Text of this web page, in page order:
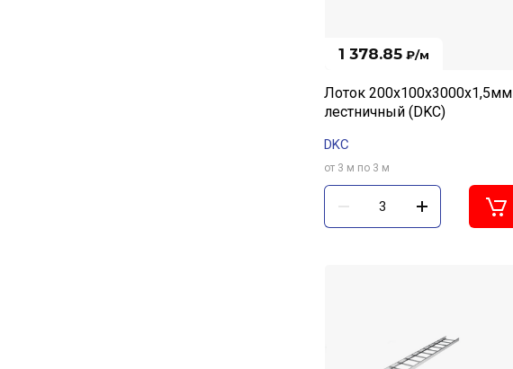
1 378.85 ₽/м
Лоток 200х100х3000х1,5мм
лестничный (DKC)
DKC
от 3 м по 3 м